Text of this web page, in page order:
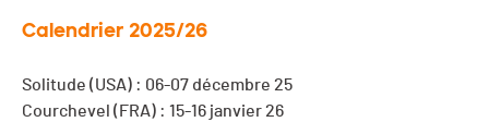
Calendrier 2025/26
Solitude (USA) : 06-07 décembre 25
Courchevel (FRA) : 15-16 janvier 26